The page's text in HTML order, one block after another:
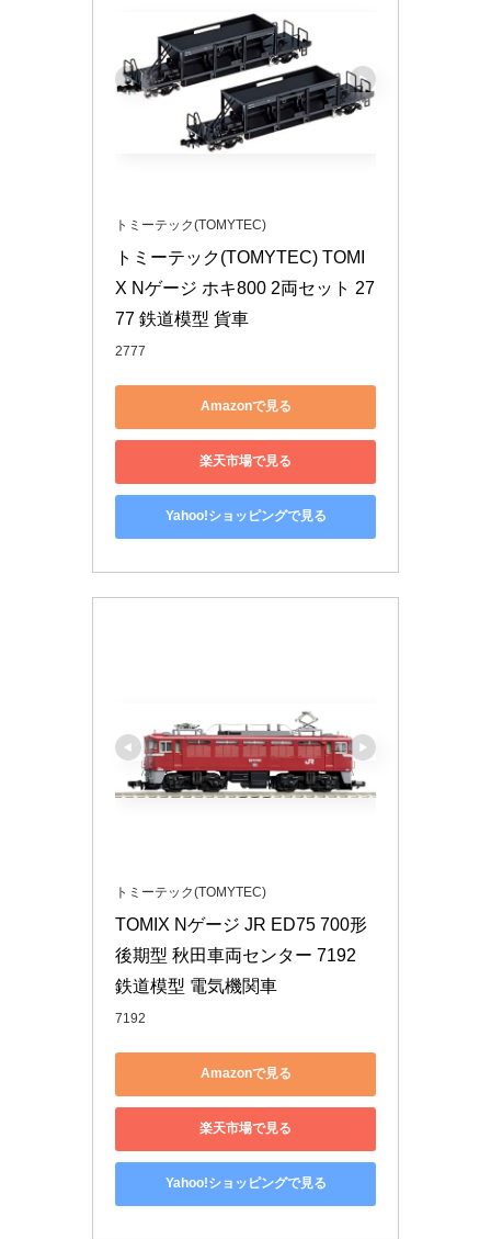
トミーテック(TOMYTEC)
トミーテック(TOMYTEC) TOMI
X Nゲージ ホキ800 2両セット 27
77 鉄道模型 貨車
2777
Amazonで見る
楽天市場で見る
Yahoo!ショッピングで見る
トミーテック(TOMYTEC)
TOMIX Nゲージ JR ED75 700形
後期型 秋田車両センター 7192
鉄道模型 電気機関車
7192
Amazonで見る
楽天市場で見る
Yahoo!ショッピングで見る